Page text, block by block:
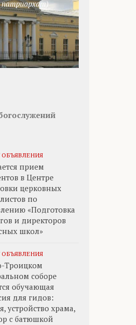
патриархат)
ОБЪЯВЛЕНИЯ
прием
в Центре
церковных
по
«Подготовка
и директоров
школ»
ОБЪЯВЛЕНИЯ
Троицком
соборе
обучающая
для гидов:
устройство храма,
с батюшкой